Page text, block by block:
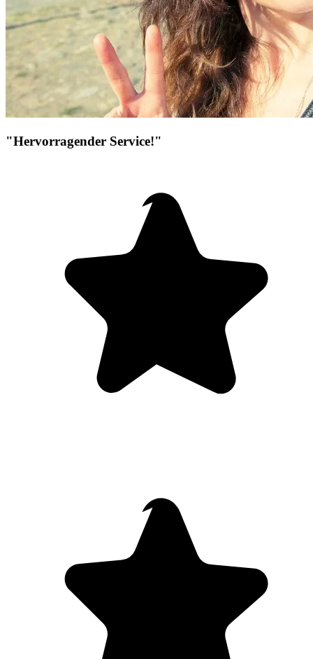
"Hervorragender Service!"